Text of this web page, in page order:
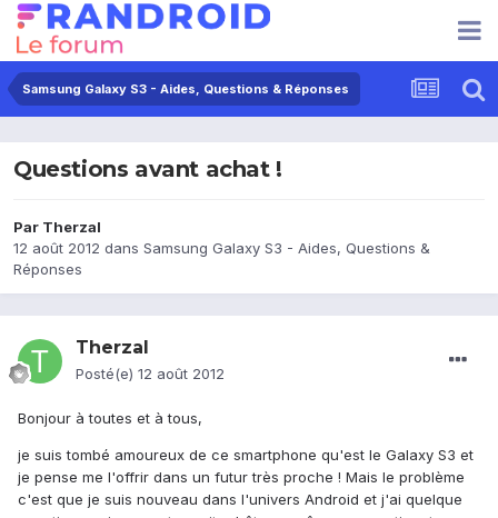
Samsung Galaxy S3 - Aides, Questions & Réponses
Questions avant achat !
Par Therzal
12 août 2012 dans Samsung Galaxy S3 - Aides, Questions &
Réponses
Therzal
Posté(e) 12 août 2012
Bonjour à toutes et à tous,
je suis tombé amoureux de ce smartphone qu'est le Galaxy S3 et
je pense me l'offrir dans un futur très proche ! Mais le problème
c'est que je suis nouveau dans l'univers Android et j'ai quelque